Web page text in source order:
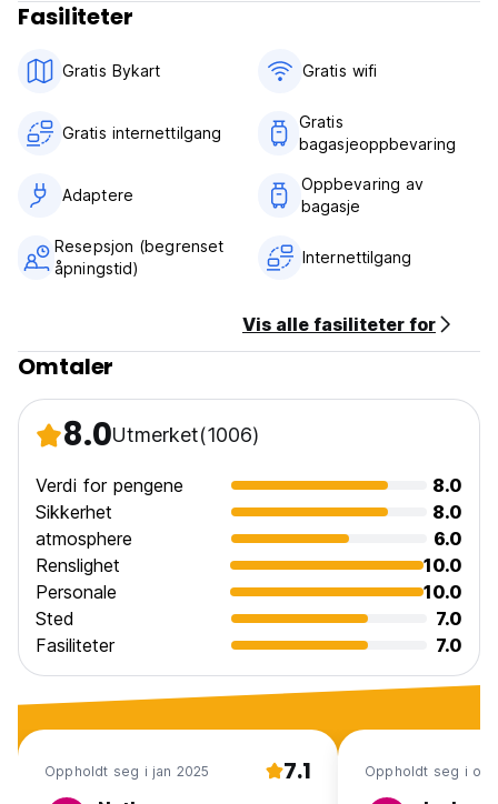
translated from original language)
Fasiliteter
Gratis Bykart Gratis wifi‎
Gratis internettilgang
Gratis
bagasjeoppbevaring
Adaptere
Oppbevaring av
bagasje
Resepsjon (begrenset
åpningstid)
Internettilgang
Vis alle fasiliteter for
Omtaler
8.0Utmerket(1006)
Verdi for pengene
8.0
Sikkerhet
8.0
atmosphere
6.0
Renslighet
10.0
Personale
10.0
Sted
7.0
Fasiliteter
7.0
Oppholdt seg i jan 2025 7.1 Oppholdt seg i okt